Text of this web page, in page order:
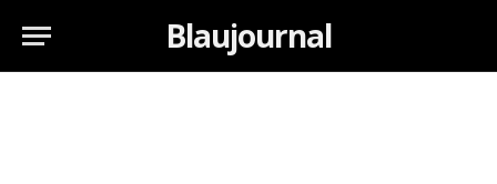
Blaujournal